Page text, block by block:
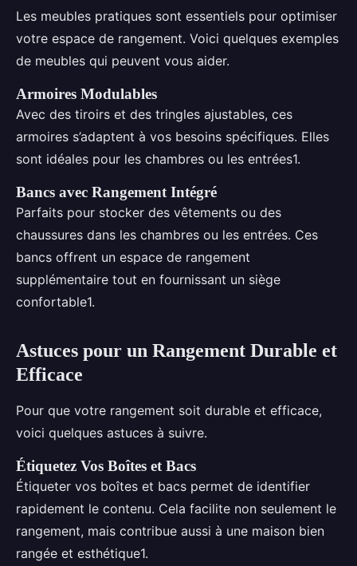
Les meubles pratiques sont essentiels pour optimiser
votre espace de rangement. Voici quelques exemples
de meubles qui peuvent vous aider.
Armoires Modulables
Avec des tiroirs et des tringles ajustables, ces
armoires s’adaptent à vos besoins spécifiques. Elles
sont idéales pour les chambres ou les entrées1.
Bancs avec Rangement Intégré
Parfaits pour stocker des vêtements ou des
chaussures dans les chambres ou les entrées. Ces
bancs offrent un espace de rangement
supplémentaire tout en fournissant un siège
confortable1.
Astuces pour un Rangement Durable et
Efficace
Pour que votre rangement soit durable et efficace,
voici quelques astuces à suivre.
Étiquetez Vos Boîtes et Bacs
Étiqueter vos boîtes et bacs permet de identifier
rapidement le contenu. Cela facilite non seulement le
rangement, mais contribue aussi à une maison bien
rangée et esthétique1.